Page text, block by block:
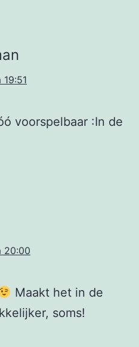
voorspelbaar :In de
20:00
Maakt het in de
soms!